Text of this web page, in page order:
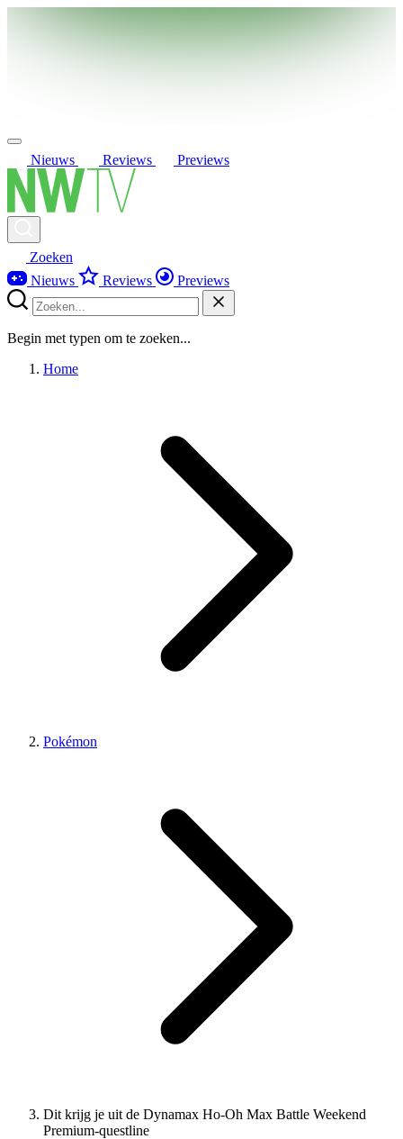
Nieuws Reviews Previews
Zoeken
Nieuws
Reviews Previews
Begin met typen om te zoeken...
Home
Pokémon
Dit krijg je uit de Dynamax Ho-Oh Max Battle Weekend
Premium-questline